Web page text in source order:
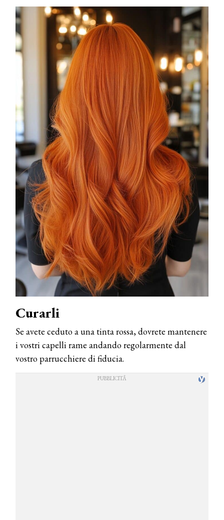
Curarli
Se avete ceduto a una tinta rossa, dovrete mantenere
i vostri capelli rame andando regolarmente dal
vostro parrucchiere di fiducia.